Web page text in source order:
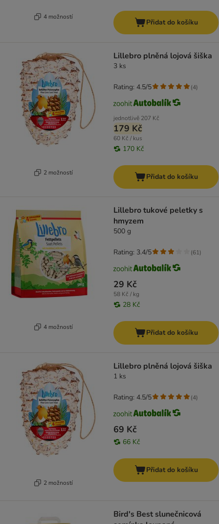
4 možností
Přidat do košíku
2 možností
Lillebro plněná lojová šiška
3 ks
jednotlivě 207 Kč
179 Kč
60 Kč / kus
170 Kč
Rating: 4.5/5 (4)
Přidat do košíku
4 možností
Lillebro tukové peletky s
hmyzem
500 g
29 Kč
58 Kč / kg
28 Kč
Rating: 3.4/5 (61)
Přidat do košíku
2 možností
Lillebro plněná lojová šiška
1 ks
69 Kč
66 Kč
Rating: 4.5/5 (4)
Přidat do košíku
Bird's Best slunečnicová